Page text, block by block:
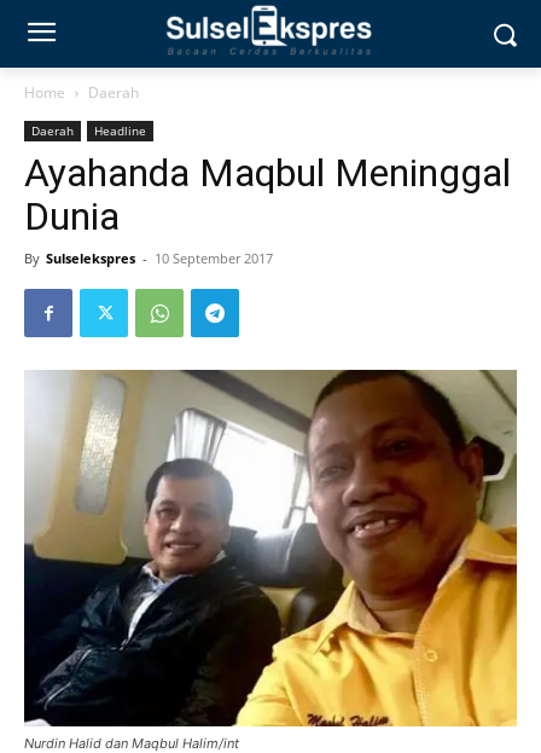
Home Daerah
Daerah Headline
Ayahanda Maqbul Meninggal
Dunia
By Sulselekspres - 10 September 2017
Nurdin Halid dan Maqbul Halim/int